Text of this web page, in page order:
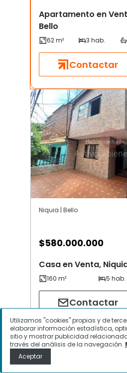
Apartamento en
Bello
Contactar
Niquia | Bello
$580.000.000
Casa en Venta,
Contactar
Utilizamos "cookies" propias y de
elaborar información estadística,
sitio y mostrar publicidad
través del análisis de la navegación.
Aceptar